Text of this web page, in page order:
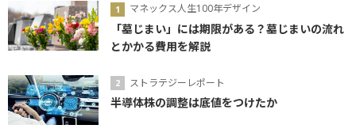
マネックス人生100年デザイン
「墓じまい」には期限がある？墓じまいの流れ
とかかる費用を解説
ストラテジーレポート
半導体株の調整は底値をつけたか